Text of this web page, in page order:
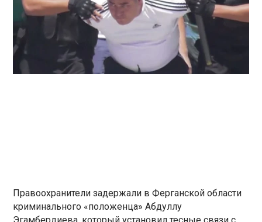
Правоохранители задержали в Ферганской области
криминального «положенца» Абдуллу